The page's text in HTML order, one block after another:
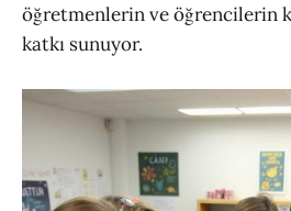
öğretmenlerin ve öğrencilerin
katkı sunuyor.